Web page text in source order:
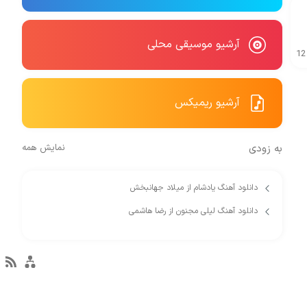
12
آرشیو موسیقی محلی
آرشیو ریمیکس
به زودی نمایش همه
دانلود آهنگ یادشام از میلاد جهانبخش
دانلود آهنگ لیلی مجنون از رضا هاشمی